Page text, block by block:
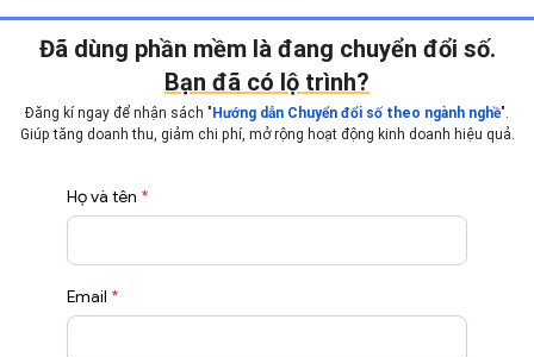
Đã dùng phần mềm là đang chuyển đổi số.
Bạn đã có lộ trình?
Đăng kí ngay để nhận sách "Hướng dẫn Chuyển đổi số theo ngành nghề".
Giúp tăng doanh thu, giảm chi phí, mở rộng hoạt động kinh doanh hiệu quả.
Họ và tên *
Email *